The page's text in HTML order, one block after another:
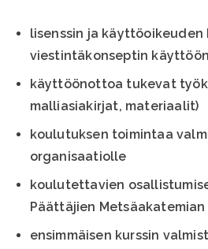
lisenssin ja käyttöoikeuden
viestintäkonseptin käyttöön
käyttöönottoa tukevat
malliasiakirjat, materiaalit)
koulutuksen toimintaa
organisaatiolle
koulutettavien
Päättäjien
ensimmäisen kurssin